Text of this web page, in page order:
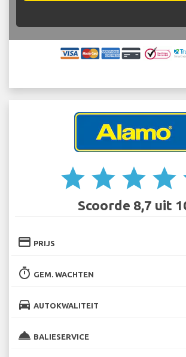
star star star star
Scoorde 8,7 uit
credit_card PRIJS
timer GEM. WACHTEN
directions_car AUTOKWALITEIT
room_service BALIESERVICE